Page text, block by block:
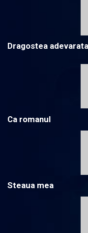
Dragostea adevarata
Ca romanul
Steaua mea